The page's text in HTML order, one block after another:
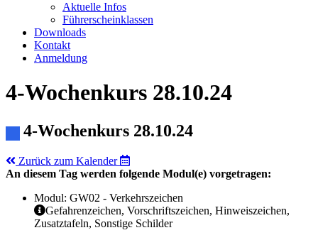
Aktuelle Infos
Führerscheinklassen
Downloads
Kontakt
Anmeldung
4-Wochenkurs 28.10.24
4-Wochenkurs 28.10.24
Zurück zum Kalender
An diesem Tag werden folgende Modul(e) vorgetragen:
Modul: GW02 - Verkehrszeichen
Gefahrenzeichen, Vorschriftszeichen, Hinweiszeichen,
Zusatztafeln, Sonstige Schilder